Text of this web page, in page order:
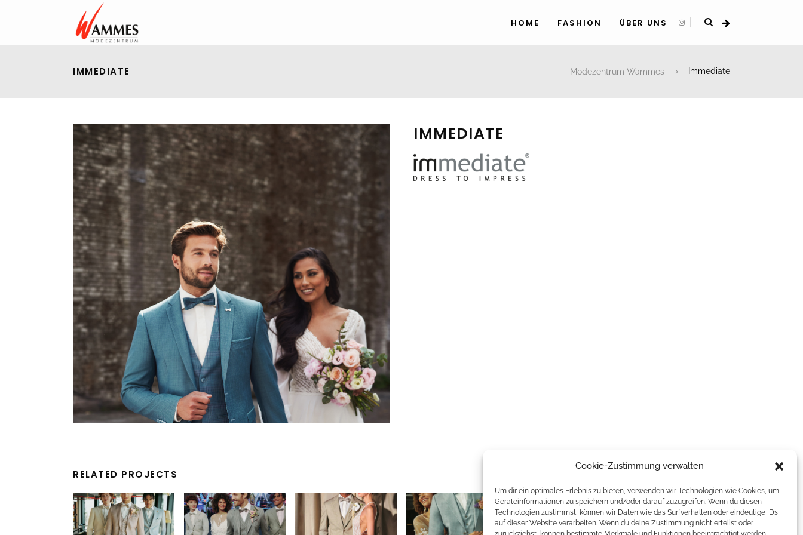
Cookie-Zustimmung verwalten
Um dir ein optimales Erlebnis zu bieten, verwenden wir Technologien wie Cookies, um
Geräteinformationen zu speichern und/oder darauf zuzugreifen. Wenn du diesen
Technologien zustimmst, können wir Daten wie das Surfverhalten oder eindeutige IDs
auf dieser Website verarbeiten. Wenn du deine Zustimmung nicht erteilst oder
HOME FASHION ÜBER UNS
IMMEDIATE Modezentrum Wammes Immediate
IMMEDIATE
RELATED PROJECTS